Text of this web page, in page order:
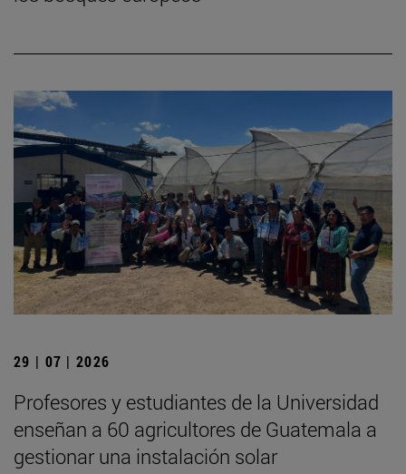
29 | 07 | 2026
Profesores y estudiantes de la Universidad
enseñan a 60 agricultores de Guatemala a
gestionar una instalación solar